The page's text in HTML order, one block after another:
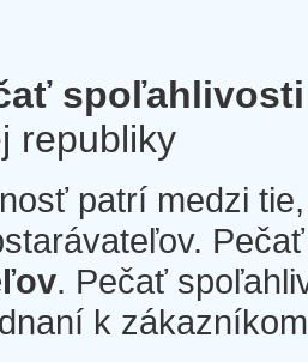
spoľahlivosti
republiky
patrí medzi
. Pečať
k